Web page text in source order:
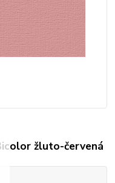
žluto-červená